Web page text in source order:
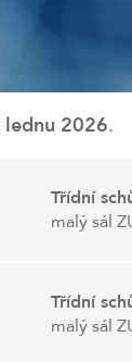
lednu 2026.
Třídní
malý sál
Třídní
malý sál